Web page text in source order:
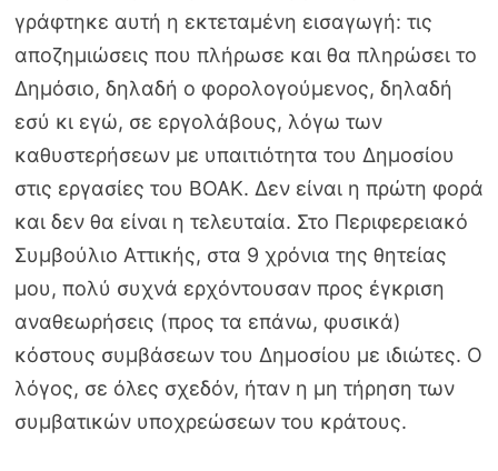
γράφτηκε αυτή η εκτεταμένη εισαγωγή: τις
αποζημιώσεις που πλήρωσε και θα πληρώσει το
Δημόσιο, δηλαδή ο φορολογούμενος, δηλαδή
εσύ κι εγώ, σε εργολάβους, λόγω των
καθυστερήσεων με υπαιτιότητα του Δημοσίου
στις εργασίες του ΒΟΑΚ. Δεν είναι η πρώτη φορά
και δεν θα είναι η τελευταία. Στο Περιφερειακό
Συμβούλιο Αττικής, στα 9 χρόνια της θητείας
μου, πολύ συχνά ερχόντουσαν προς έγκριση
αναθεωρήσεις (προς τα επάνω, φυσικά)
κόστους συμβάσεων του Δημοσίου με ιδιώτες. Ο
λόγος, σε όλες σχεδόν, ήταν η μη τήρηση των
συμβατικών υποχρεώσεων του κράτους.